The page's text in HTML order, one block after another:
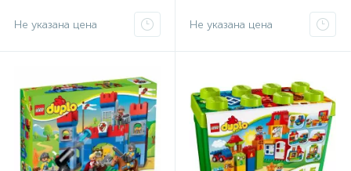
Не указана цена Не указана цена